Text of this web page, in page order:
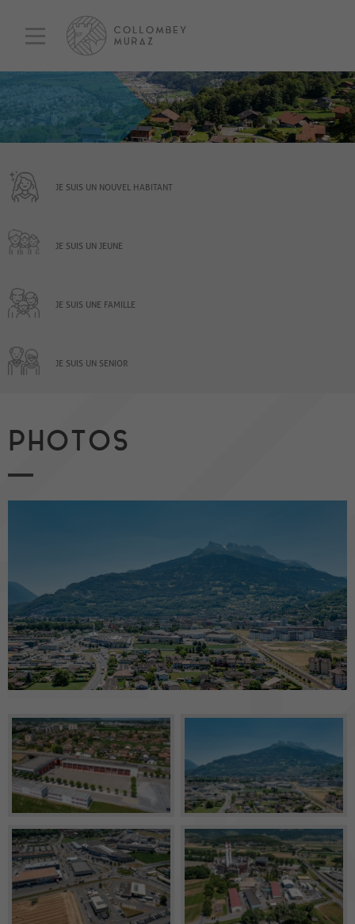
JE SUIS UN NOUVEL HABITANT
JE SUIS UN JEUNE
JE SUIS UNE FAMILLE
JE SUIS UN SENIOR
PHOTOS